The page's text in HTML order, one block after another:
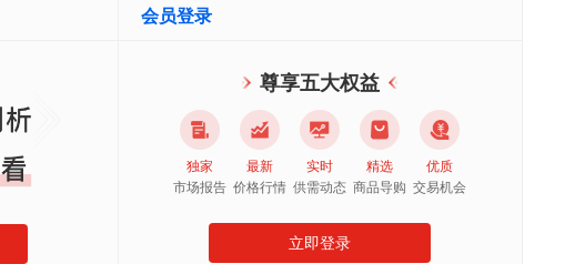
会员登录
尊享五大权益
独家
市场报告
最新
价格行情
实时
供需动态
精选
商品导购
优质
交易机会
立即登录